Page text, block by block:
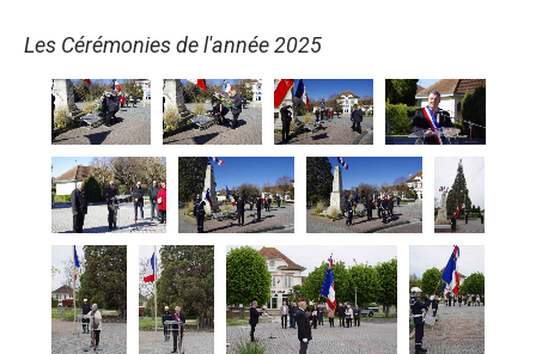
Les Cérémonies de l'année 2025